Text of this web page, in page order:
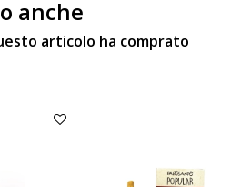
anche
articolo ha comprato